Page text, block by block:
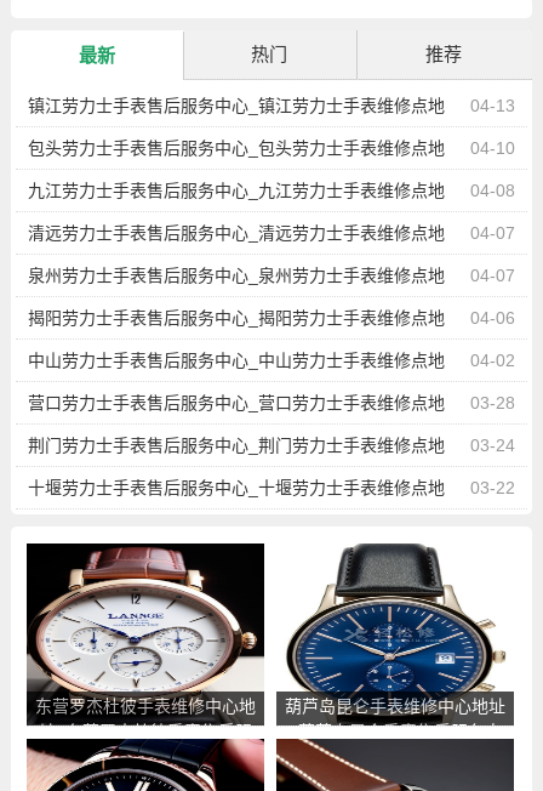
最新 热门 推荐
04-13
镇江劳力士手表售后服务中心_镇江劳力士手表维修点地
址查询 04-10
包头劳力士手表售后服务中心_包头劳力士手表维修点地
址查询 04-08
九江劳力士手表售后服务中心_九江劳力士手表维修点地
址查询 04-07
清远劳力士手表售后服务中心_清远劳力士手表维修点地
址查询 04-07
泉州劳力士手表售后服务中心_泉州劳力士手表维修点地
址查询 04-06
揭阳劳力士手表售后服务中心_揭阳劳力士手表维修点地
址查询 04-02
中山劳力士手表售后服务中心_中山劳力士手表维修点地
址查询 03-28
营口劳力士手表售后服务中心_营口劳力士手表维修点地
址查询 03-24
荆门劳力士手表售后服务中心_荆门劳力士手表维修点地
址查询 03-22
十堰劳力士手表售后服务中心_十堰劳力士手表维修点地
东营罗杰杜彼手表维修中心地
址_东营罗杰杜彼手表售后服
务点查询
葫芦岛昆仑手表维修中心地址
_葫芦岛昆仑手表售后服务点